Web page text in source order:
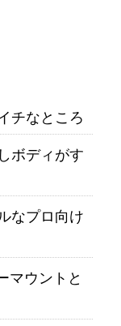
チなところ
ボディがす
なプロ向け
マウントと